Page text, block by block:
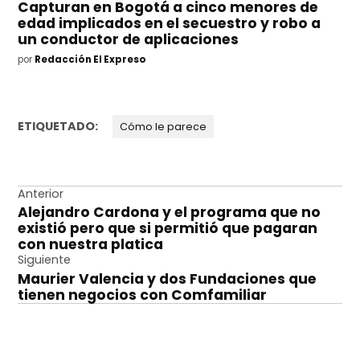
Capturan en Bogotá a cinco menores de
edad implicados en el secuestro y robo a
un conductor de aplicaciones
por Redacción El Expreso
ETIQUETADO: Cómo le parece
Navegación
de
entradas
Anterior
Alejandro Cardona y el programa que no
existió pero que si permitió que pagaran
con nuestra platica
Siguiente
Maurier Valencia y dos Fundaciones que
tienen negocios con Comfamiliar